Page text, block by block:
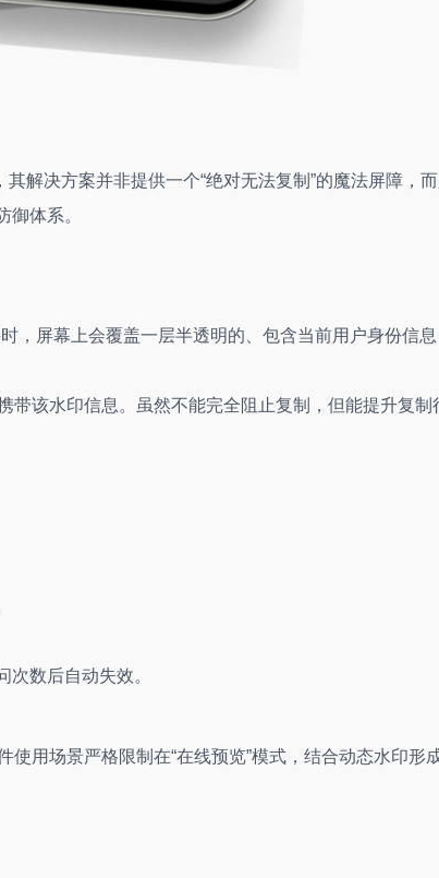
解决方案并非提供一个“绝对无法复制”的魔法屏障，
体系。
，屏幕上会覆盖一层半透明的、包含当前用户身份信息
带该水印信息。虽然不能完全阻止复制，但能提升复制
数后自动失效。
使用场景严格限制在“在线预览”模式，结合动态水印形